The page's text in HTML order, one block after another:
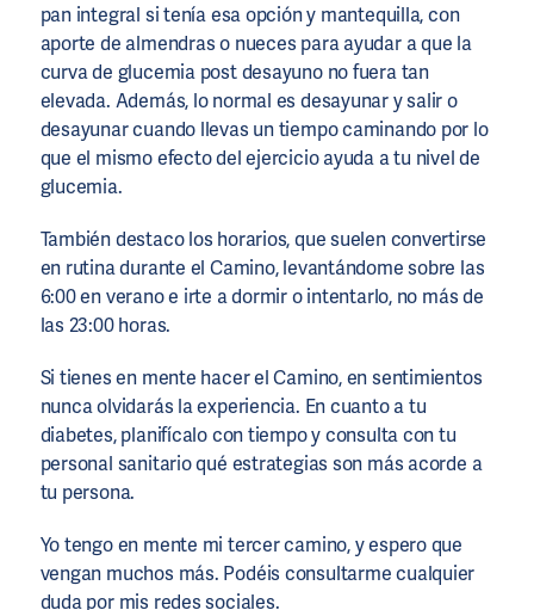
pan integral si tenía esa opción y mantequilla, con
aporte de almendras o nueces para ayudar a que la
curva de glucemia post desayuno no fuera tan
elevada. Además, lo normal es desayunar y salir o
desayunar cuando llevas un tiempo caminando por lo
que el mismo efecto del ejercicio ayuda a tu nivel de
glucemia.
También destaco los horarios, que suelen convertirse
en rutina durante el Camino, levantándome sobre las
6:00 en verano e irte a dormir o intentarlo, no más de
las 23:00 horas.
Si tienes en mente hacer el Camino, en sentimientos
nunca olvidarás la experiencia. En cuanto a tu
diabetes, planifícalo con tiempo y consulta con tu
personal sanitario qué estrategias son más acorde a
tu persona.
Yo tengo en mente mi tercer camino, y espero que
vengan muchos más. Podéis consultarme cualquier
duda por mis redes sociales.